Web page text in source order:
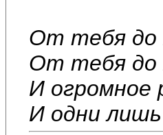
От тебя до
От тебя до
И огромное
И одни